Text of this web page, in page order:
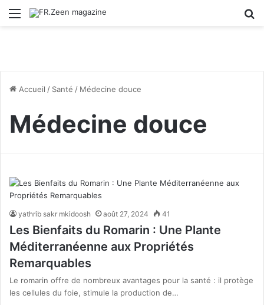
Menu
Accueil / Santé / Médecine douce
Médecine douce
yathrib sakr mkidoosh août 27, 2024 41
Les Bienfaits du Romarin : Une Plante
Méditerranéenne aux Propriétés
Remarquables
Le romarin offre de nombreux avantages pour la santé : il protège
les cellules du foie, stimule la production de…